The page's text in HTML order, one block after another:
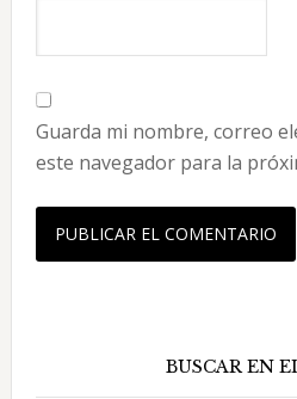
Guarda mi nombre, correo
este navegador para la
BUSCAR EN